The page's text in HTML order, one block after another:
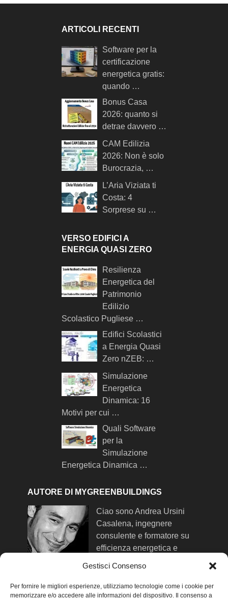
Gestisci Consenso
Per fornire le migliori esperienze, utilizziamo tecnologie come i cookie per
memorizzare e/o accedere alle informazioni del dispositivo. Il consenso a
ARTICOLI RECENTI
Software per la
certificazione
energetica gratis:
quando …
Bonus Casa
2026: quanto si
detrae davvero …
CAM Edilizia
2026: Non è solo
Burocrazia, …
L’Aria Viziata ti
Costa: 4
Sorprese su …
VERSO EDIFICI A
ENERGIA QUASI ZERO
Resilienza
Energetica del
Patrimonio
Edilizio
Scolastico Pugliese …
Edifici Scolastici
a Energia Quasi
Zero nZEB: …
Simulazione
Energetica
Dinamica: 16
Motivi per cui …
Quali Software
per la
Simulazione
Energetica Dinamica …
AUTORE DI MYGREENBUILDINGS
Ciao sono Andrea Ursini
Casalena, ingegnere
consulente e formatore su
efficienza energetica e